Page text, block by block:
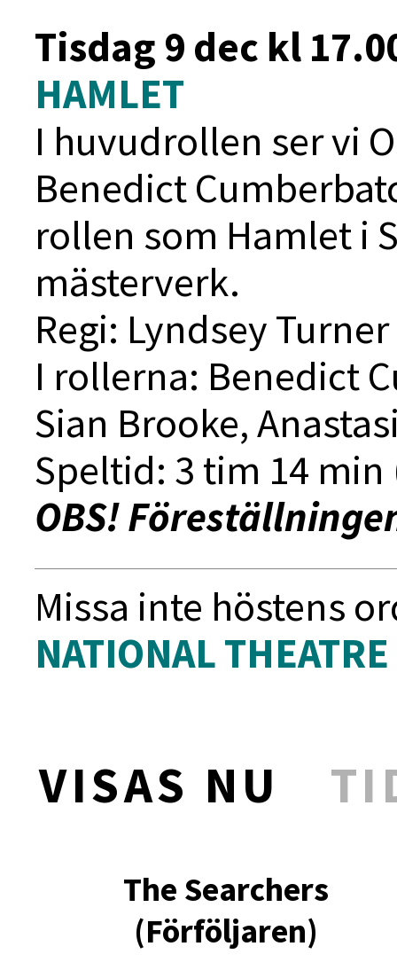
Tisdag 9 dec kl
HAMLET
I huvudrollen ser vi
Benedict
rollen som Hamlet i
mästerverk.
Regi: Lyndsey Turner
I rollerna: Benedict
Sian Brooke,
Speltid: 3 tim 14
OBS!
Missa inte höstens
NATIONAL
VISAS NU
The Searchers
(Förföljaren)